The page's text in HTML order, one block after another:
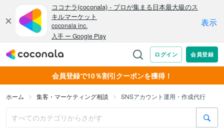
会員登録で10％割引クーポンを獲得！
ホーム 集客・マーケティング相談 SNSアカウント運用・作成代行